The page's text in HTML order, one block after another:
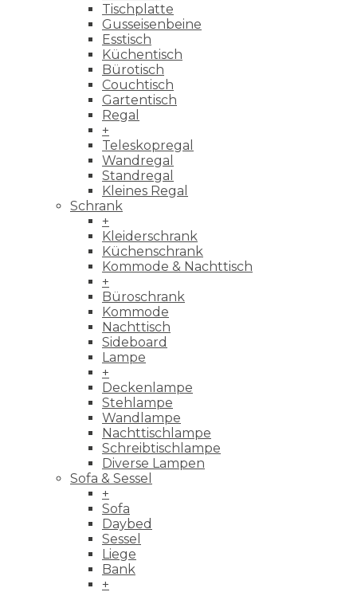
Tischplatte
Gusseisenbeine
Esstisch
Küchentisch
Bürotisch
Couchtisch
Gartentisch
Regal
+
Teleskopregal
Wandregal
Standregal
Kleines Regal
Schrank
+
Kleiderschrank
Küchenschrank
Kommode & Nachttisch
+
Büroschrank
Kommode
Nachttisch
Sideboard
Lampe
+
Deckenlampe
Stehlampe
Wandlampe
Nachttischlampe
Schreibtischlampe
Diverse Lampen
Sofa & Sessel
+
Sofa
Daybed
Sessel
Liege
Bank
+